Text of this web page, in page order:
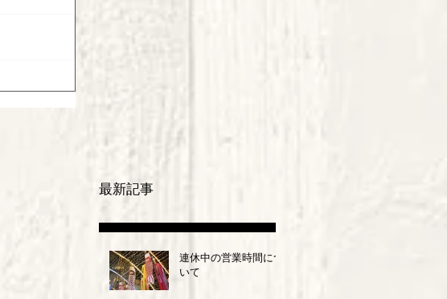
最新記事
連休中の営業時間につ
いて